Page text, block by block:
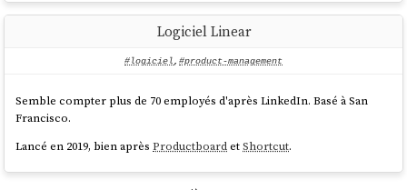
Logiciel Linear
#logiciel, #product-management
Semble compter plus de 70 employés d'après LinkedIn. Basé à San
Francisco.
Lancé en 2019, bien aprèsProductboardetShortcut.